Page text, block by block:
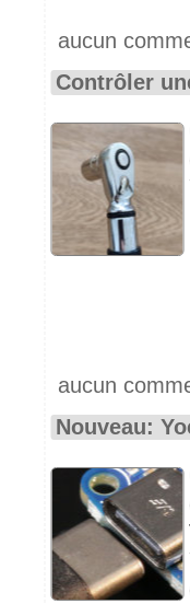
aucun
Contrôler
aucun
Nouveau: